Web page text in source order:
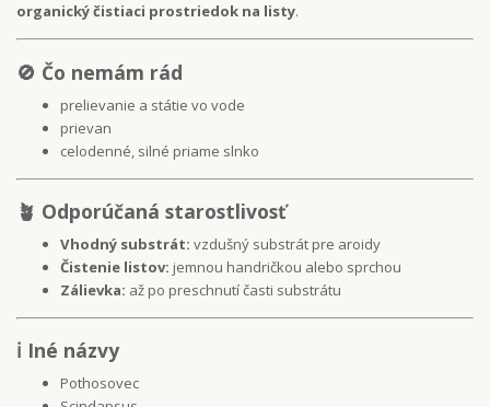
organický čistiaci prostriedok na listy.
🚫 Čo nemám rád
prelievanie a státie vo vode
prievan
celodenné, silné priame slnko
🪴 Odporúčaná starostlivosť
Vhodný substrát: vzdušný substrát pre aroidy
Čistenie listov: jemnou handričkou alebo sprchou
Zálievka: až po preschnutí časti substrátu
ℹ️ Iné názvy
Pothosovec